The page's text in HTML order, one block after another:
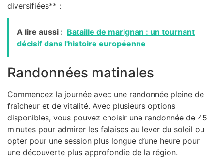
diversifiées** :
A lire aussi : Bataille de marignan : un tournant
décisif dans l'histoire européenne
Randonnées matinales
Commencez la journée avec une randonnée pleine de
fraîcheur et de vitalité. Avec plusieurs options
disponibles, vous pouvez choisir une randonnée de 45
minutes pour admirer les falaises au lever du soleil ou
opter pour une session plus longue d’une heure pour
une découverte plus approfondie de la région.